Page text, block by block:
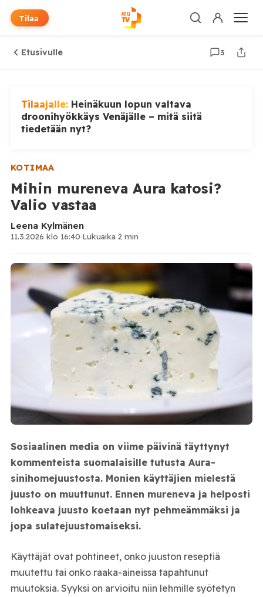
Tilaa
Etusivulle 3
Tilaajalle: Heinäkuun lopun valtava
droonihyökkäys Venäjälle – mitä siitä
tiedetään nyt?
KOTIMAA
Mihin mureneva Aura katosi?
Valio vastaa
Leena Kylmänen
11.3.2026 klo 16:40·Lukuaika 2 min
Sosiaalinen media on viime päivinä täyttynyt
kommenteista suomalaisille tutusta Aura-
sinihomejuustosta. Monien käyttäjien mielestä
juusto on muuttunut. Ennen mureneva ja helposti
lohkeava juusto koetaan nyt pehmeämmäksi ja
jopa sulatejuustomaiseksi.
Käyttäjät ovat pohtineet, onko juuston reseptiä
muutettu tai onko raaka-aineissa tapahtunut
muutoksia. Syyksi on arvioitu niin lehmille syötetyn